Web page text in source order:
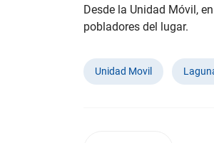
Desde la Unidad Móvil,
pobladores del lugar.
Unidad Movil